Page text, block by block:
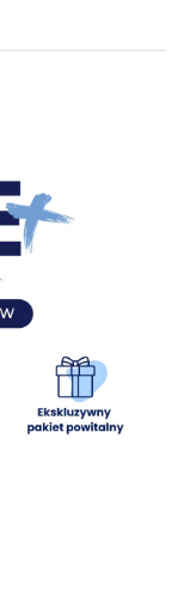
surowe 0,5%,
mięśniowego
4%
Cynk
(monohydrat):
wapnia): 0,83
tłuszcz surowy